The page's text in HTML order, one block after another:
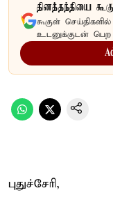
தினத்தந்தியை
கூகுள்
உடனுக்குடன் பெற
புதுச்சேரி,